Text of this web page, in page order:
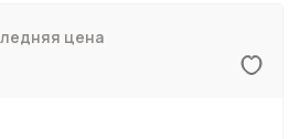
цена